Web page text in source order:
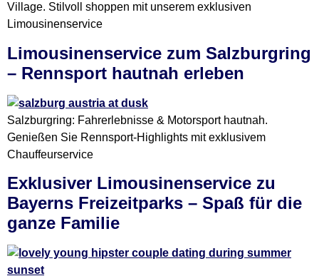
Village. Stilvoll shoppen mit unserem exklusiven
Limousinenservice
Limousinenservice zum Salzburgring
– Rennsport hautnah erleben
Salzburgring: Fahrerlebnisse & Motorsport hautnah.
Genießen Sie Rennsport-Highlights mit exklusivem
Chauffeurservice
Exklusiver Limousinenservice zu
Bayerns Freizeitparks – Spaß für die
ganze Familie